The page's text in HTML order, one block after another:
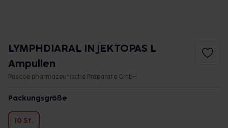
LYMPHDIARAL INJEKTOPAS L
Ampullen
Pascoe pharmazeutische Präparate GmbH
Packungsgröße
10 St.